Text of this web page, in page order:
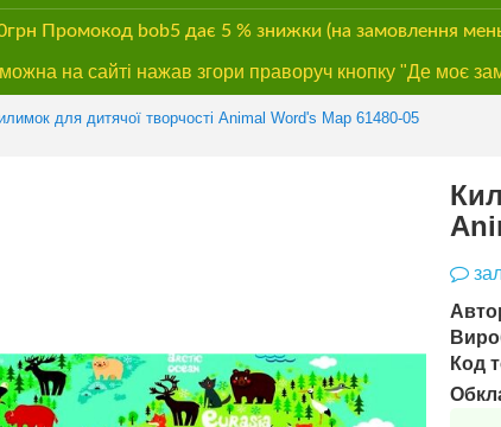
Промокод bob5 дає 5 % знижки (на замовлення
на сайті нажав згори праворуч кнопку "Де моє
для дитячої творчості Animal Word's Map 61480-05
Код